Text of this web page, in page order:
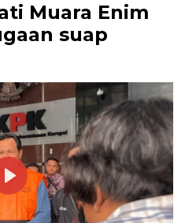
Muara Enim
suap
Play